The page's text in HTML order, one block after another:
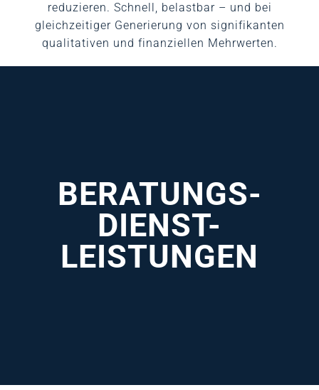
reduzieren. Schnell, belastbar – und bei
gleichzeitiger Generierung von signifikanten
qualitativen und finanziellen Mehrwerten.
BERATUNGS-
DIENST-
LEISTUNGEN